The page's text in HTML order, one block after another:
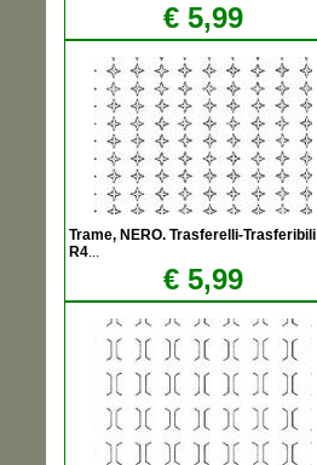
€ 5,99
Trame, NERO. Trasferelli-Trasferibili
R4...
€ 5,99